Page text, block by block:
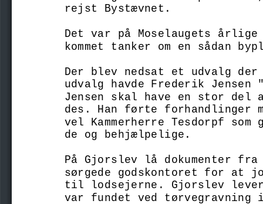
rejst Bystævnet.
Det var på Moselaugets
kommet tanker om en sådan
Der blev nedsat et udvalg
udvalg havde Frederik
Jensen skal have en stor
des. Han førte forhandlinger
vel Kammerherre Tesdorpf som
de og behjælpelige.
På Gjorslev lå dokumenter
sørgede godskontoret for at
til lodsejerne. Gjorslev
var fundet ved tørvegravning